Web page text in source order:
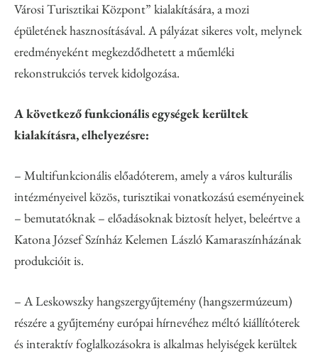
Városi Turisztikai Központ” kialakítására, a mozi
épületének hasznosításával. A pályázat sikeres volt, melynek
eredményeként megkezdődhetett a műemléki
rekonstrukciós tervek kidolgozása.
A következő funkcionális egységek kerültek
kialakításra, elhelyezésre:
– Multifunkcionális előadóterem, amely a város kulturális
intézményeivel közös, turisztikai vonatkozású eseményeinek
– bemutatóknak – előadásoknak biztosít helyet, beleértve a
Katona József Színház Kelemen László Kamaraszínházának
produkcióit is.
– A Leskowszky hangszergyűjtemény (hangszermúzeum)
részére a gyűjtemény európai hírnevéhez méltó kiállítóterek
és interaktív foglalkozásokra is alkalmas helyiségek kerültek